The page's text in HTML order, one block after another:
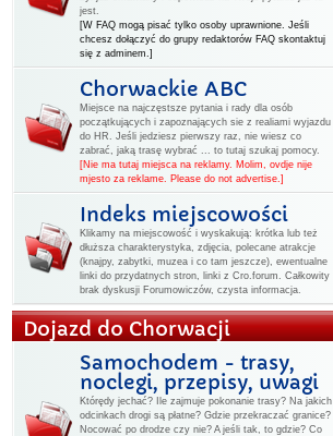
jest.
[W FAQ mogą pisać tylko osoby uprawnione. Jeśli
chcesz dołączyć do grupy redaktorów FAQ skontaktuj
się z adminem.]
Chorwackie ABC
Miejsce na najczęstsze pytania i rady dla osób
początkujących i zapoznających sie z realiami wyjazdu
do HR. Jeśli jedziesz pierwszy raz, nie wiesz co
zabrać, jaką trasę wybrać ... to tutaj szukaj pomocy.
[Nie ma tutaj miejsca na reklamy. Molim, ovdje nije
mjesto za reklame. Please do not advertise.]
Indeks miejscowości
Klikamy na miejscowość i wyskakują: krótka lub też
dłuższa charakterystyka, zdjęcia, polecane atrakcje
(knajpy, zabytki, muzea i co tam jeszcze), ewentualne
linki do przydatnych stron, linki z Cro.forum. Całkowity
brak dyskusji Forumowiczów, czysta informacja.
Dojazd do Chorwacji
Samochodem - trasy,
noclegi, przepisy, uwagi
Którędy jechać? Ile zajmuje pokonanie trasy? Na jakich
odcinkach drogi są płatne? Gdzie przekraczać granice?
Nocować po drodze czy nie? A jeśli tak, to gdzie? Co